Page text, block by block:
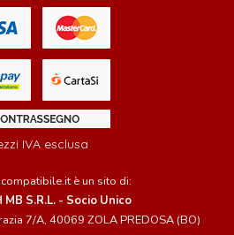
IVA esclusa
è un sito di:
MB S.R.L. - Socio Unico
7/A, 40069 ZOLA PREDOSA (BO)